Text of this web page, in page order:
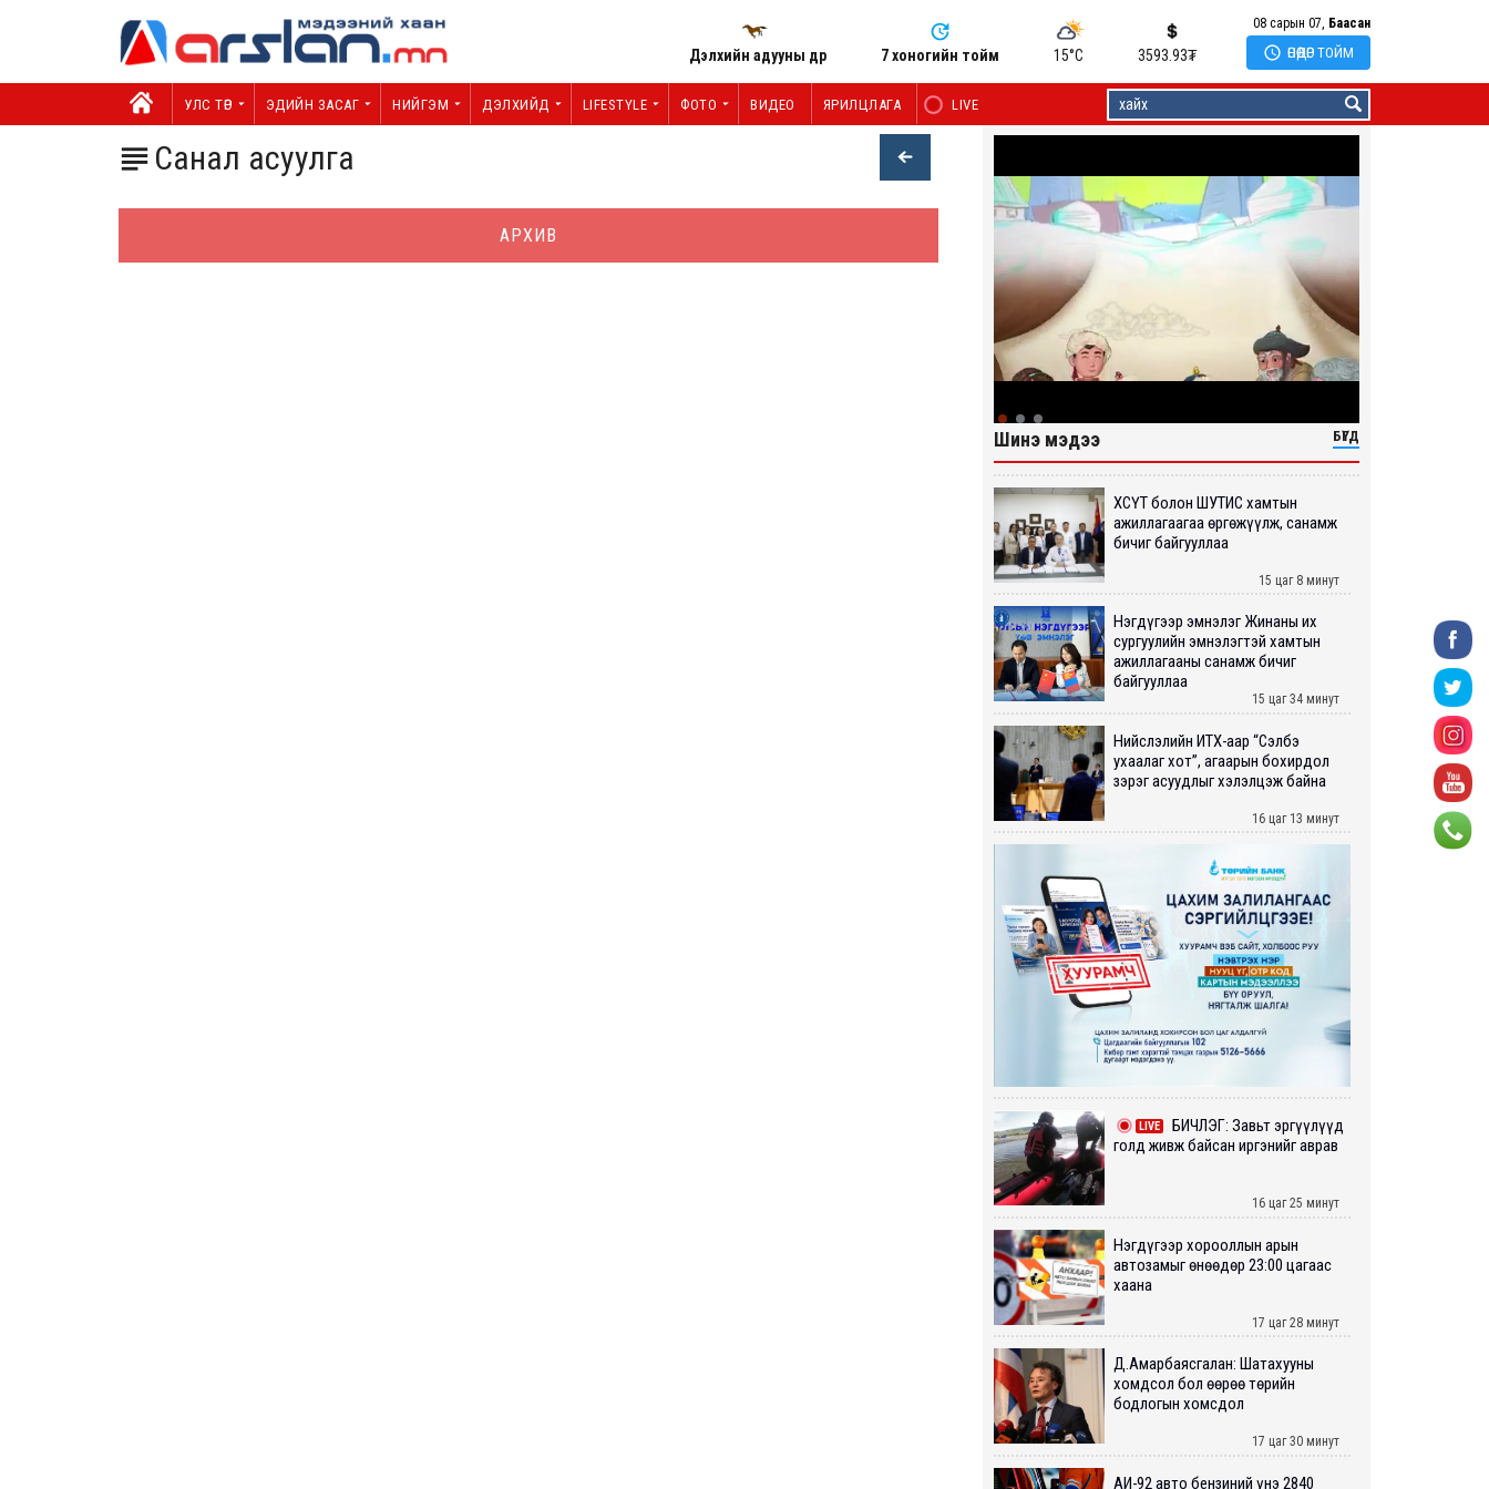
Дэлхийн адууны өдөр 7 хоногийн тойм 15°C 3593.93₮
08 сарын 07, Баасан
 ӨНӨӨДӨР ТОЙМ
УЛС ТӨР ЭДИЙН ЗАСАГ НИЙГЭМ ДЭЛХИЙД LIFESTYLE ФОТО ВИДЕО ЯРИЛЦЛАГА LIVE
 Санал асуулга
АРХИВ
Шинэ мэдээ БҮГД
ХӨСҮТ болон ШУТИС хамтын
ажиллагаагаа өргөжүүлж, санамж
бичиг байгууллаа
15 цаг 8 минут
Нэгдүгээр эмнэлэг Жинаны их
сургуулийн эмнэлэгтэй хамтын
ажиллагааны санамж бичиг
байгууллаа
15 цаг 34 минут
Нийслэлийн ИТХ-аар “Сэлбэ
ухаалаг хот”, агаарын бохирдол
зэрэг асуудлыг хэлэлцэж байна
16 цаг 13 минут
LIVE
БИЧЛЭГ: Завьт эргүүлүүд
голд живж байсан иргэнийг аврав
16 цаг 25 минут
Нэгдүгээр хорооллын арын
автозамыг өнөөдөр 23:00 цагаас
хаана
17 цаг 28 минут
Д.Амарбаясгалан: Шатахууны
хомдсол бол өөрөө төрийн
бодлогын хомсдол
17 цаг 30 минут
АИ-92 авто бензиний үнэ 2840